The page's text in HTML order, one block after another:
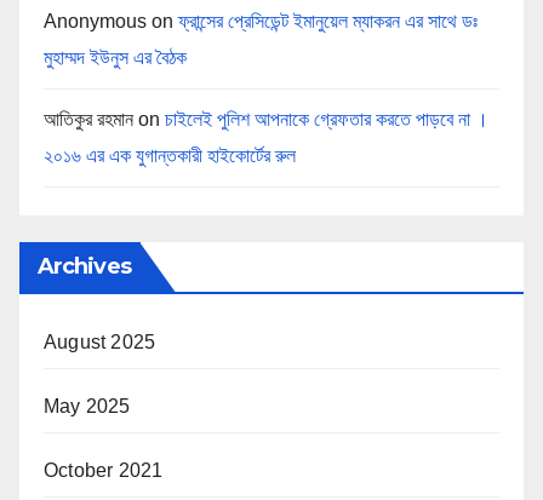
Anonymous onফ্রান্সের প্রেসিডেন্ট ইমানুয়েল ম্যাকরন এর সাথে ডঃ
মুহাম্মদ ইউনুস এর বৈঠক
আতিকুর রহমান on চাইলেই পুলিশ আপনাকে গ্রেফতার করতে পাড়বে না ।
২০১৬ এর এক যুগান্তকারী হাইকোর্টের রুল
Archives
August 2025
May 2025
October 2021